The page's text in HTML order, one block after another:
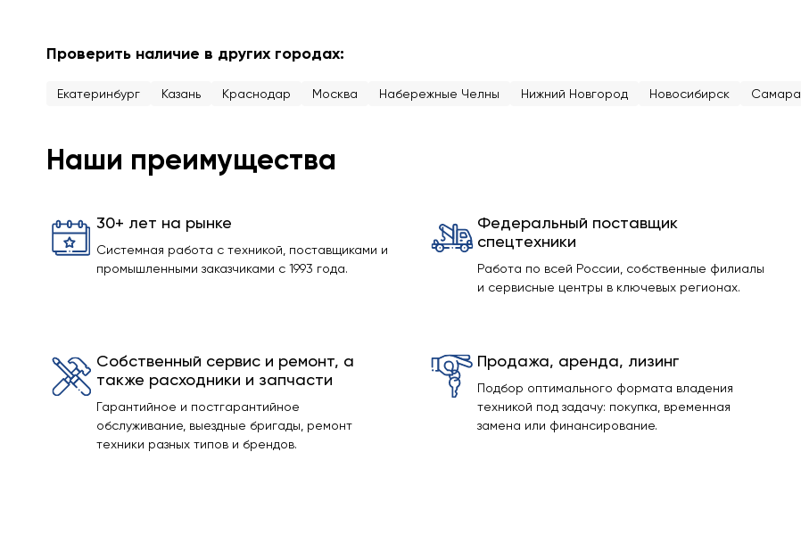
Проверить наличие в других городах:
Екатеринбург Казань Краснодар Москва Набережные Челны Нижний Новгород Новосибирск Самара
Наши преимущества
30+ лет на рынке
Системная работа с техникой, поставщиками и
промышленными заказчиками с 1993 года.
Федеральный поставщик
спецтехники
Работа по всей России, собственные филиалы
и сервисные центры в ключевых регионах.
Собственный сервис и ремонт, а
также расходники и запчасти
Гарантийное и постгарантийное
обслуживание, выездные бригады, ремонт
техники разных типов и брендов.
Продажа, аренда, лизинг
Подбор оптимального формата владения
техникой под задачу: покупка, временная
замена или финансирование.